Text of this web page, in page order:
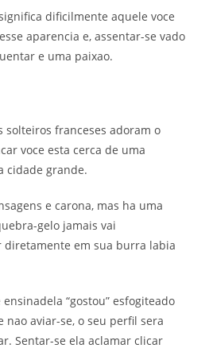
dificilmente aquele voce
aparencia e, assentar-se vado
e uma paixao.
solteiros franceses adoram o
voce esta cerca de uma
cidade grande.
e carona, mas ha uma
gelo jamais vai
diretamente em sua burra labia
“gostou” esfogiteado
nao aviar-se, o seu perfil sera
Sentar-se ela aclamar clicar